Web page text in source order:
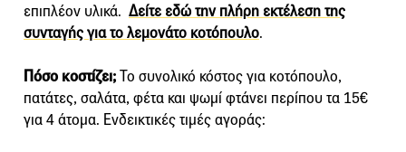
επιπλέον υλικά. Δείτε εδώ την πλήρη εκτέλεση της
συνταγής για το λεμονάτο κοτόπουλο.
Πόσο κοστίζει;Το συνολικό κόστος για κοτόπουλο,
πατάτες, σαλάτα, φέτα και ψωμί φτάνει περίπου τα 15€
για 4 άτομα. Ενδεικτικές τιμές αγοράς: